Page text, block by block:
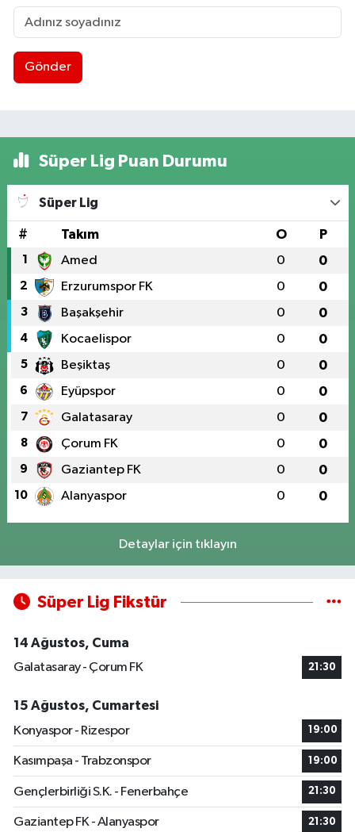
Gönder
Süper Lig Puan Durumu
Süper Lig
# Takım O P
1 Amed 0 0
2 Erzurumspor FK 0 0
3 Başakşehir 0 0
4 Kocaelispor 0 0
5 Beşiktaş 0 0
6 Eyüpspor 0 0
7 Galatasaray 0 0
8 Çorum FK 0 0
9 Gaziantep FK 0 0
10 Alanyaspor 0 0
Detaylar için tıklayın
Süper Lig Fikstür
14 Ağustos, Cuma
Galatasaray - Çorum FK
21:30
15 Ağustos, Cumartesi
Konyaspor - Rizespor
19:00
Kasımpaşa - Trabzonspor 19:00
Gençlerbirliği S.K. - Fenerbahçe 21:30
Gaziantep FK - Alanyaspor 21:30